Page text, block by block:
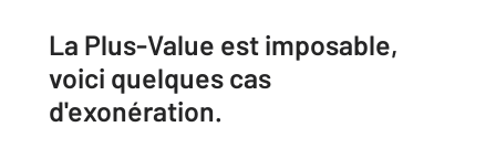
La Plus-Value est imposable,
voici quelques cas
d'exonération.